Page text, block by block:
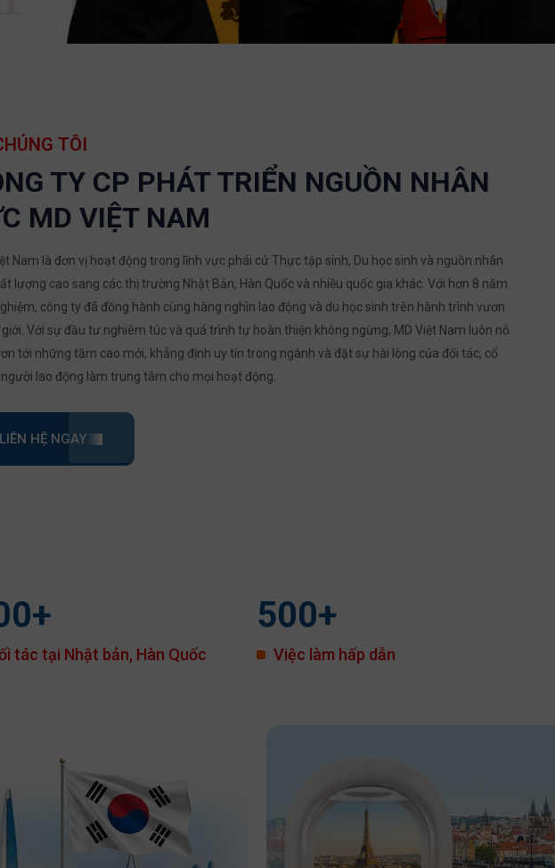
TÔI
TY CP PHÁT TRIỂN NGUỒN NHÂN
MD VIỆT NAM
Nam là đơn vị hoạt động trong lĩnh vực phái cử Thực tập sinh, Du học sinh và nguồn nhân
lượng cao sang các thị trường Nhật Bản, Hàn Quốc và nhiều quốc gia khác. Với hơn 8 năm
công ty đã đồng hành cùng hàng nghìn lao động và du học sinh trên hành trình vươn
giới. Với sự đầu tư nghiêm túc và quá trình tự hoàn thiện không ngừng, MD Việt Nam luôn nỗ
tới những tầm cao mới, khẳng định uy tín trong ngành và đặt sự hài lòng của đối tác, cổ
lao động làm trung tâm cho mọi hoạt động.
LIÊN HỆ NGAY
+
tác tại Nhật bản, Hàn Quốc
500+
Việc làm hấp dẫn